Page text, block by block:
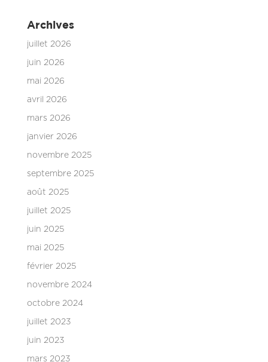
Archives
juillet 2026
juin 2026
mai 2026
avril 2026
mars 2026
janvier 2026
novembre 2025
septembre 2025
août 2025
juillet 2025
juin 2025
mai 2025
février 2025
novembre 2024
octobre 2024
juillet 2023
juin 2023
mars 2023